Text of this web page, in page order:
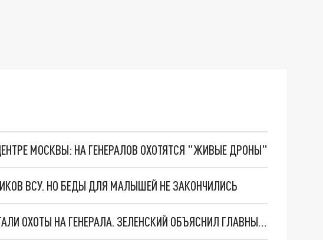
МОСКВЫ: НА ГЕНЕРАЛОВ ОХОТЯТСЯ "ЖИВЫЕ ДРОНЫ"
ВСУ. НО БЕДЫ ДЛЯ МАЛЫШЕЙ НЕ ЗАКОНЧИЛИСЬ
"МЫ ВАС ЗАСТАВИМ": ЖУТКИЕ ДЕТАЛИ ОХОТЫ НА ГЕНЕРАЛА. ЗЕЛЕНСКИЙ ОБЪЯСНИЛ ГЛАВНЫЙ СМЫСЛ ТЕРАКТА В ЦЕНТРЕ МОСКВЫ